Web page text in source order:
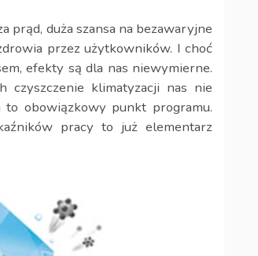
prąd, duża szansa na bezawaryjne
przez użytkowników. I choć
efekty są dla nas niewymierne.
czyszczenie klimatyzacji nas nie
to obowiązkowy punkt programu.
pracy to już elementarz